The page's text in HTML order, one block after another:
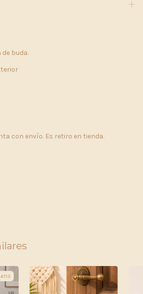
de buda.
con envío. Es retiro en tienda.